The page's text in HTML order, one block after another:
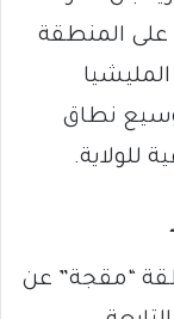
المنطقة
نطاق
للولاية.
“مقجة” عن